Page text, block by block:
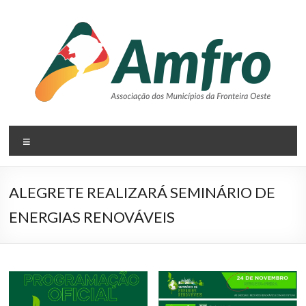
AMFRO
–
Associação
dos
Fronteira
ALEGRETE REALIZARÁ SEMINÁRIO DE
ENERGIAS RENOVÁVEIS